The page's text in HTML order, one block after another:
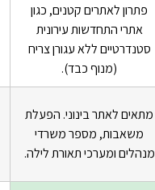
פתרון לאתרים קטנים, כגון
אתרי התחדשות עירונית
סטנדרטיים ללא עגורן צריח
(מנוף כבד).
מתאים לאתר בינוני. הפעלת
משאבות, מספר משרדי
מנהלים ומערכי תאורת לילה.